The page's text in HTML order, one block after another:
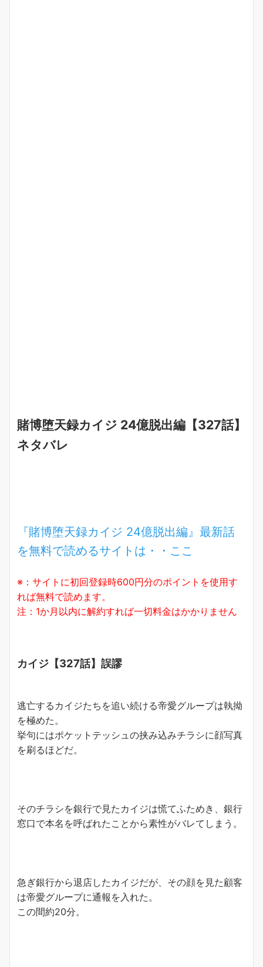
賭博堕天録カイジ 24億脱出編【327話】
ネタバレ
『賭博堕天録カイジ 24億脱出編』最新話
を無料で読めるサイトは・・ここ
※：サイトに初回登録時600円分のポイントを使用す
れば無料で読めます。
注：1か月以内に解約すれば一切料金はかかりません
カイジ【327話】誤謬
逃亡するカイジたちを追い続ける帝愛グループは執拗
を極めた。
挙句にはポケットテッシュの挟み込みチラシに顔写真
を刷るほどだ。
そのチラシを銀行で見たカイジは慌てふためき、銀行
窓口で本名を呼ばれたことから素性がバレてしまう。
急ぎ銀行から退店したカイジだが、その顔を見た顧客
は帝愛グループに通報を入れた。
この間約20分。